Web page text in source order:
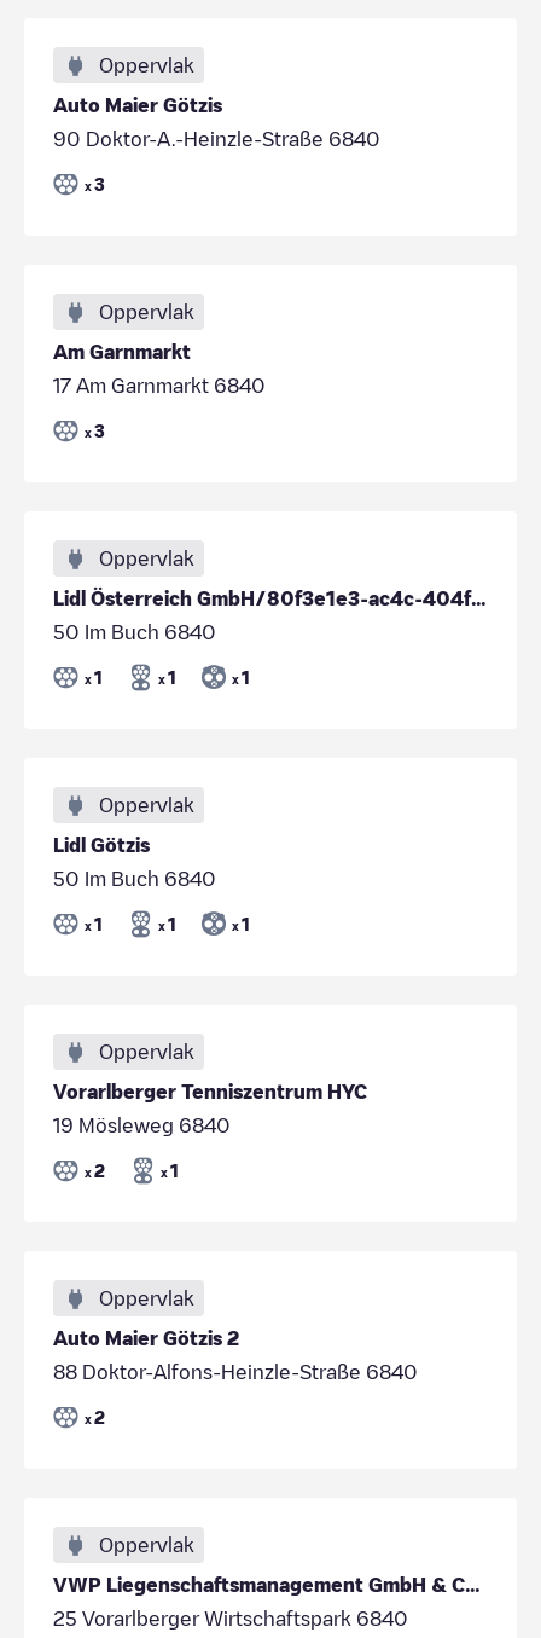
Oppervlak
Auto Maier Götzis
90 Doktor-A.-Heinzle-Straße 6840
x 3
Oppervlak
Am Garnmarkt
17 Am Garnmarkt 6840
x 3
Oppervlak
Lidl Österreich GmbH/80f3e1e3-ac4c-404f-b1b8-39c86170b67a
50 Im Buch 6840
x 1 x 1 x 1
Oppervlak
Lidl Götzis
50 Im Buch 6840
x 1 x 1 x 1
Oppervlak
Vorarlberger Tenniszentrum HYC
19 Mösleweg 6840
x 2 x 1
Oppervlak
Auto Maier Götzis 2
88 Doktor-Alfons-Heinzle-Straße 6840
x 2
Oppervlak
VWP Liegenschaftsmanagement GmbH & Co KG
25 Vorarlberger Wirtschaftspark 6840